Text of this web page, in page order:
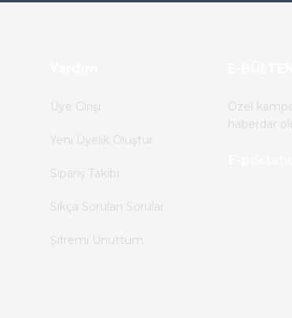
Üye Girişi
Yeni Üyelik Oluştur
Sipariş Takibi
Sıkça Sorulan Sorular
Şifremi Unuttum
Özel
haberdar